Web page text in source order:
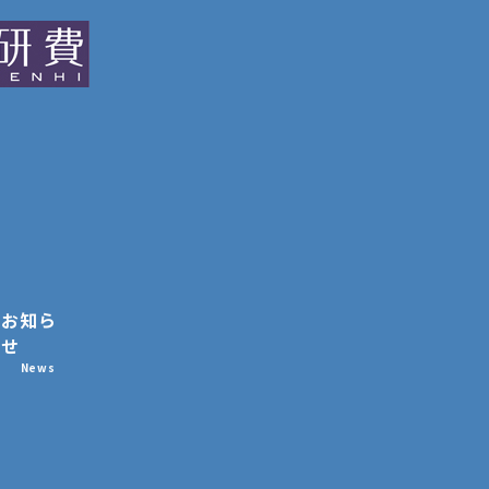
お知ら
せ
News